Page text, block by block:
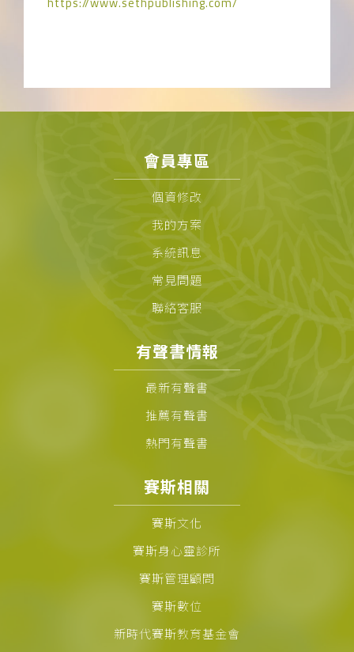
會員專區
個資修改
我的方案
系統訊息
常見問題
聯絡客服
有聲書情報
最新有聲書
推薦有聲書
熱門有聲書
賽斯相關
賽斯文化
賽斯身心靈診所
賽斯管理顧問
賽斯數位
新時代賽斯教育基金會